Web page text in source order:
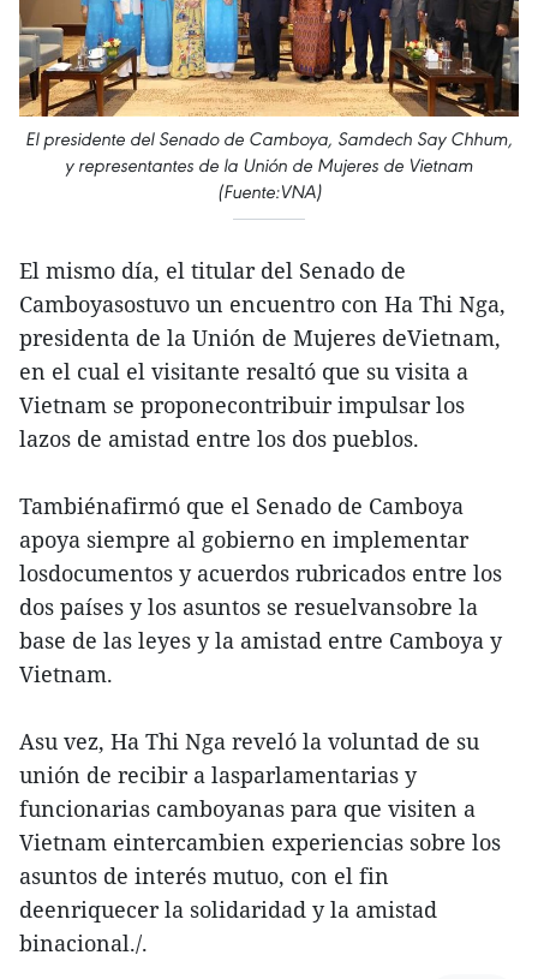
El presidente del Senado de Camboya, Samdech Say Chhum,
y representantes de la Unión de Mujeres de Vietnam
(Fuente:VNA)
El mismo día, el titular del Senado de
Camboyasostuvo un encuentro con Ha Thi Nga,
presidenta de la Unión de Mujeres deVietnam,
en el cual el visitante resaltó que su visita a
Vietnam se proponecontribuir impulsar los
lazos de amistad entre los dos pueblos.
Tambiénafirmó que el Senado de Camboya
apoya siempre al gobierno en implementar
losdocumentos y acuerdos rubricados entre los
dos países y los asuntos se resuelvansobre la
base de las leyes y la amistad entre Camboya y
Vietnam.
Asu vez, Ha Thi Nga reveló la voluntad de su
unión de recibir a lasparlamentarias y
funcionarias camboyanas para que visiten a
Vietnam eintercambien experiencias sobre los
asuntos de interés mutuo, con el fin
deenriquecer la solidaridad y la amistad
binacional./.